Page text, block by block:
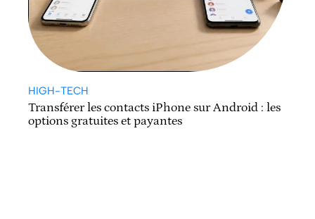
HIGH-TECH
Transférer les contacts iPhone sur Android : les
options gratuites et payantes